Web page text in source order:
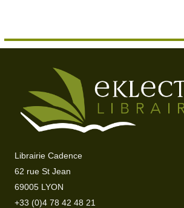
Librairie Cadence
62 rue St Jean
69005 LYON
+33 (0)4 78 42 48 21